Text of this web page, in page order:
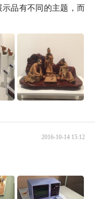
品有不同的主题，而
2016-10-14 15:12